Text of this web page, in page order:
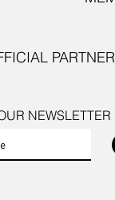
NEWSLETTER
PARTNER